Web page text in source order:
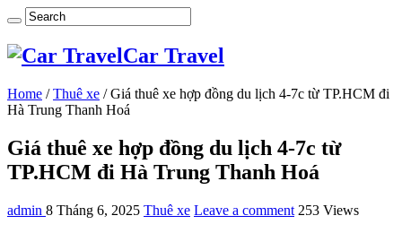
Car Travel
Home / Thuê xe / Giá thuê xe hợp đồng du lịch 4-7c từ TP.HCM đi
Hà Trung Thanh Hoá
Giá thuê xe hợp đồng du lịch 4-7c từ
TP.HCM đi Hà Trung Thanh Hoá
admin 8 Tháng 6, 2025 Thuê xe Leave a comment 253 Views